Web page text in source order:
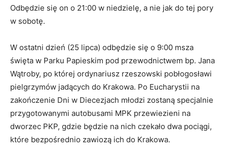
Odbędzie się on o 21:00 w niedzielę, a nie jak do tej pory
w sobotę.
W ostatni dzień (25 lipca) odbędzie się o 9:00 msza
święta w Parku Papieskim pod przewodnictwem bp. Jana
Wątroby, po której ordynariusz rzeszowski pobłogosławi
pielgrzymów jadących do Krakowa. Po Eucharystii na
zakończenie Dni w Diecezjach młodzi zostaną specjalnie
przygotowanymi autobusami MPK przewiezieni na
dworzec PKP, gdzie będzie na nich czekało dwa pociągi,
które bezpośrednio zawiozą ich do Krakowa.